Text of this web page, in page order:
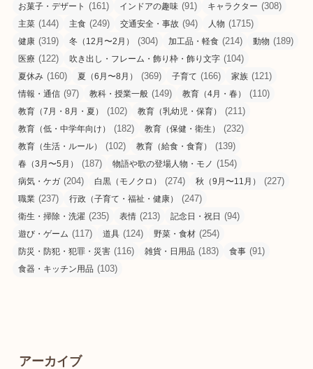
お菓子・デザート (161) インドアの趣味 (91) キャラクター (308)
主菜 (144) 主食 (249) 交通安全・事故 (94) 人物 (1715)
健康 (319) 冬（12月〜2月） (304) 加工品・軽食 (214) 動物 (189)
医療 (122) 吹き出し・フレーム・飾り枠・飾り文字 (104)
夏休み (160) 夏（6月〜8月） (369) 子育て (166) 家族 (121)
情報・通信 (97) 教科・授業一般 (149) 教育（4月・春） (110)
教育（7月・8月・夏） (102) 教育（乳幼児・保育） (211)
教育（低・中学年向け） (182) 教育（保健・衛生） (232)
教育（生活・ルール） (102) 教育（給食・食育） (139)
春（3月〜5月） (187) 物語や歌の登場人物・モノ (154)
病気・ケガ (204) 白黒（モノクロ） (274) 秋（9月〜11月） (227)
職業 (237) 行政（子育て・福祉・健康） (247)
衛生・掃除・洗濯 (235) 表情 (213) 記念日・祝日 (94)
遊び・ゲーム (117) 道具 (124) 野菜・食材 (254)
防災・防犯・犯罪・災害 (116) 雑貨・日用品 (183) 食事 (91)
食器・キッチン用品 (103)
アーカイブ